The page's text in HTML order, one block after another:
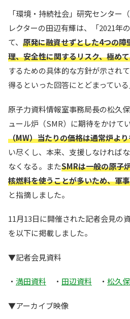
「環境・持続社会」研究センター
レクターの田辺有輝は、「2021年
て、 原発に融資せずとした4つの
理、安全性に関するリスク、極め
するための具体的な方針が示され
得るといった回答にとどまってい
原子力資料情報室事務局長の松久
ュール炉（SMR）に期待をかけてい
（MW）当たりの価格は通常炉よ
い尽くし、本来、支援しなければ
なくなる。またSMRは一般の原子
核燃料を使うことが多いため、軍
と指摘しました。
11月13日に開催された記者会見の
を以下に掲載しました。
▼記者会見資料
・ 満田資料 ・ 田辺資料 ・ 松久
▼アーカイブ映像